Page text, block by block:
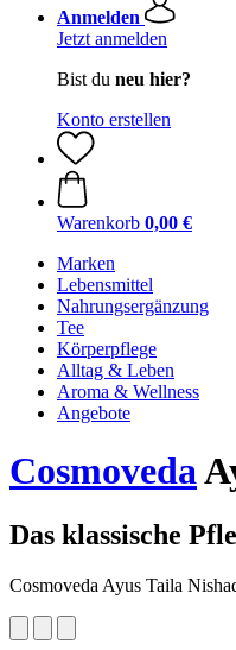
Anmelden
Jetzt anmelden
Bist du neu hier?
Konto erstellen
Warenkorb 0,00 €
Marken
Lebensmittel
Nahrungsergänzung
Tee
Körperpflege
Alltag & Leben
Aroma & Wellness
Angebote
Cosmoveda
Das klassische
Cosmoveda Ayus Taila